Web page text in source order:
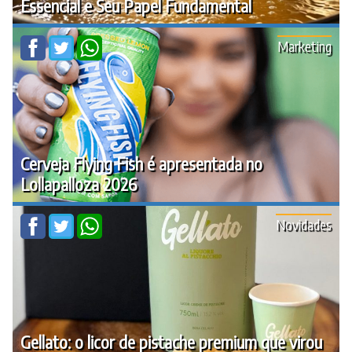
Essencial e Seu Papel Fundamental
Cerveja Flying Fish é apresentada no
Lollapalloza 2026
Marketing
Gellato: o licor de pistache premium que virou
Novidades